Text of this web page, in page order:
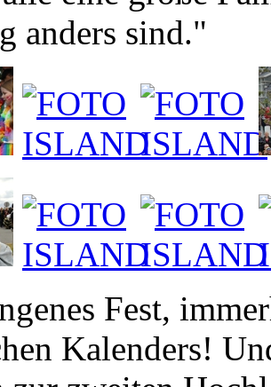
Fest,
Kalenders!
zur zweiten